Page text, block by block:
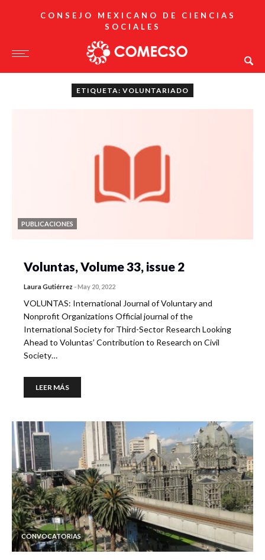
CONSEJO MEXICANO DE CIENCIAS
SOCIALES
ETIQUETA: VOLUNTARIADO
PUBLICACIONES
Voluntas, Volume 33, issue 2
Laura Gutiérrez -May 20, 2022
VOLUNTAS: International Journal of Voluntary and
Nonprofit Organizations Official journal of the
International Society for Third-Sector Research Looking
Ahead to Voluntas’ Contribution to Research on Civil
Society…
LEER MÁS
CONVOCATORIAS